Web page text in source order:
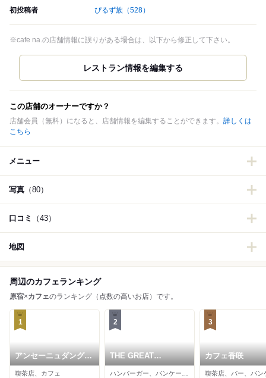
初投稿者 ぴるず族 （528）
※cafe na.の店舗情報に誤りがある場合は、以下から修正して下さい。
この店舗のオーナーですか？
店舗会員（無料）になると、店舗情報を編集することができます。 詳しくは
こちら
メニュー
写真 （80）
口コミ （43）
地図
周辺のカフェランキング
原宿×カフェのランキング（点数の高いお店）です。
1
アンセーニュダングル
原宿店
喫茶店、カフェ
2
THE GREAT
BURGER
3
カフェ香咲
喫茶店、バー、パン